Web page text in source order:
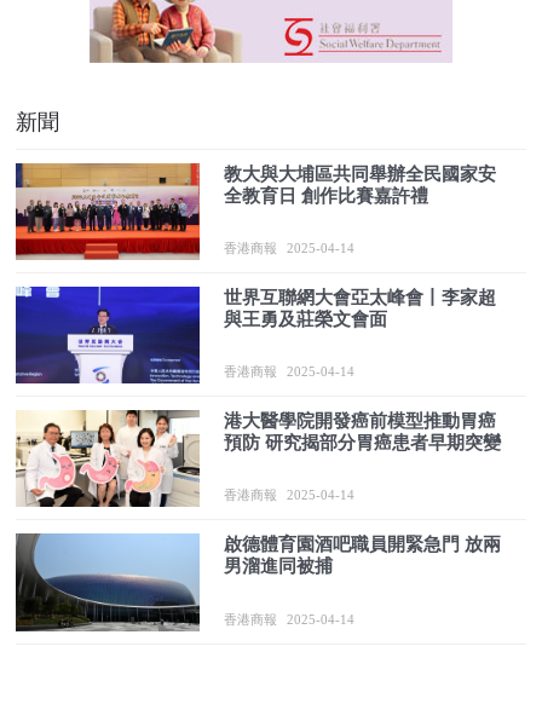
新聞
教大與大埔區共同舉辦全民國家安
全教育日 創作比賽嘉許禮
香港商報 2025-04-14
世界互聯網大會亞太峰會丨李家超
與王勇及莊榮文會面
香港商報 2025-04-14
港大醫學院開發癌前模型推動胃癌
預防 研究揭部分胃癌患者早期突變
香港商報 2025-04-14
啟德體育園酒吧職員開緊急門 放兩
男溜進同被捕
香港商報 2025-04-14